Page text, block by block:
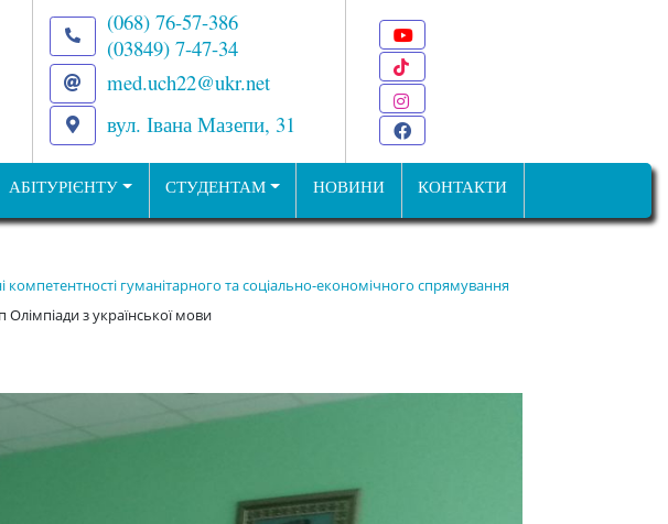
(068) 76-57-386
(03849) 7-47-34
med.uch22@ukr.net
вул. Івана Мазепи, 31
АБІТУРІЄНТУ СТУДЕНТАМ НОВИНИ КОНТАКТИ
компетентності гуманітарного та соціально-економічного спрямування
Олімпіади з української мови